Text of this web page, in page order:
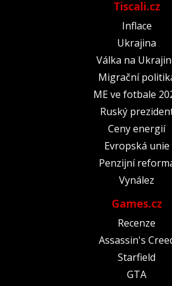
Tiscali.cz
Inflace
Ukrajina
Válka na
Migrační
ME ve fotbale
Ruský
Ceny energií
Evropská unie
Penzijní
Vynález
Games.cz
Recenze
Assassin's
Starfield
GTA